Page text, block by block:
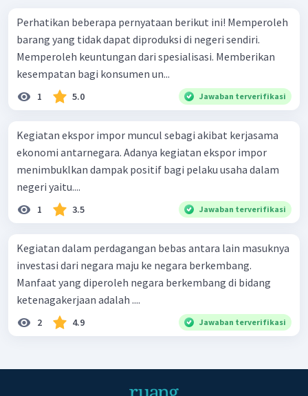
Perhatikan beberapa pernyataan berikut ini! Memperoleh
barang yang tidak dapat diproduksi di negeri sendiri.
Memperoleh keuntungan dari spesialisasi. Memberikan
kesempatan bagi konsumen un...
1 5.0 Jawaban terverifikasi
Kegiatan ekspor impor muncul sebagi akibat kerjasama
ekonomi antarnegara. Adanya kegiatan ekspor impor
menimbuklkan dampak positif bagi pelaku usaha dalam
negeri yaitu....
1 3.5 Jawaban terverifikasi
Kegiatan dalam perdagangan bebas antara lain masuknya
investasi dari negara maju ke negara berkembang.
Manfaat yang diperoleh negara berkembang di bidang
ketenagakerjaan adalah ....
2 4.9 Jawaban terverifikasi